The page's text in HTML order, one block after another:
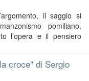
il saggio si
pomiliano.
l’opera e il pensiero
croce" di Sergio